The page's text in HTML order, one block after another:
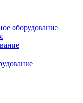
оборудование